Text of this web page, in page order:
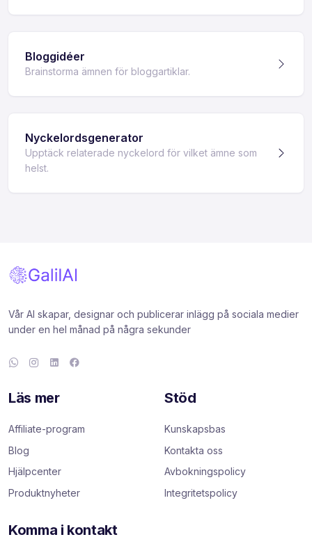
Bloggidéer
Brainstorma ämnen för bloggartiklar.
Nyckelordsgenerator
Upptäck relaterade nyckelord för vilket ämne som
helst.
Vår AI skapar, designar och publicerar inlägg på sociala medier
under en hel månad på några sekunder
Läs mer
Affiliate-program
Blog
Hjälpcenter
Produktnyheter
Stöd
Kunskapsbas
Kontakta oss
Avbokningspolicy
Integritetspolicy
Komma i kontakt